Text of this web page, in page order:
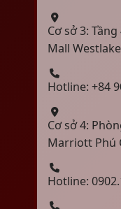
Cơ sở 3:
Mall
Hotline: +84
Cơ sở 4:
Marriott Phú
Hotline: